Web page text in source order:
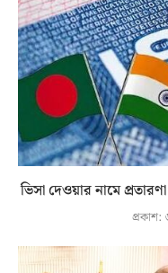
ভিসা দেওয়ার নামে
প্রকাশ: